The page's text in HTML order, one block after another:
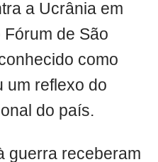
a Ucrânia em
de São
como
um reflexo do
do país.
guerra receberam